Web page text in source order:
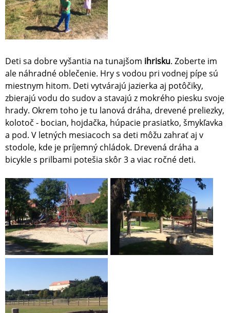
Deti sa dobre vyšantia na tunajšom ihrisku. Zoberte im
ale náhradné oblečenie. Hry s vodou pri vodnej pípe sú
miestnym hitom. Deti vytvárajú jazierka aj potôčiky,
zbierajú vodu do sudov a stavajú z mokrého piesku svoje
hrady. Okrem toho je tu lanová dráha, drevené preliezky,
kolotoč - bocian, hojdačka, húpacie prasiatko, šmykľavka
a pod. V letných mesiacoch sa deti môžu zahrať aj v
stodole, kde je príjemný chládok. Drevená dráha a
bicykle s prilbami potešia skôr 3 a viac ročné deti.